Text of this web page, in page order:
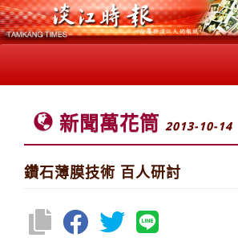
新聞萬花筒 2013-10-14
鑽石薄膜技術 百人研討